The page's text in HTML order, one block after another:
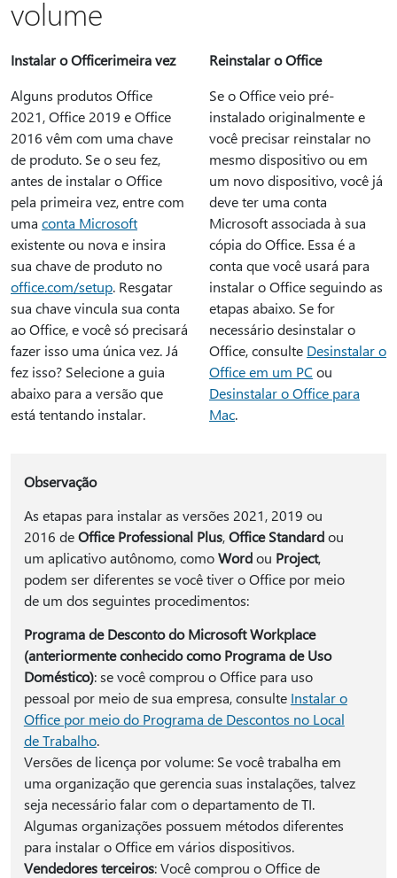
volume
Instalar o Officerimeira vez
Alguns produtos Office
2021, Office 2019 e Office
2016 vêm com uma chave
de produto. Se o seu fez,
antes de instalar o Office
pela primeira vez, entre com
uma conta Microsoft
existente ou nova e insira
sua chave de produto no
office.com/setup. Resgatar
sua chave vincula sua conta
ao Office, e você só precisará
fazer isso uma única vez. Já
fez isso? Selecione a guia
abaixo para a versão que
está tentando instalar.
Reinstalar o Office
Se o Office veio pré-
instalado originalmente e
você precisar reinstalar no
mesmo dispositivo ou em
um novo dispositivo, você já
deve ter uma conta
Microsoft associada à sua
cópia do Office. Essa é a
conta que você usará para
instalar o Office seguindo as
etapas abaixo. Se for
necessário desinstalar o
Office, consulte Desinstalar o
Office em um PC ou
Desinstalar o Office para
Mac.
Observação
As etapas para instalar as versões 2021, 2019 ou
2016 deOffice Professional Plus,Office Standardou
um aplicativo autônomo, comoWordou Project,
podem ser diferentes se você tiver o Office por meio
de um dos seguintes procedimentos:
Programa de Desconto do Microsoft Workplace
(anteriormente conhecido como Programa de Uso
Doméstico): se você comprou o Office para uso
pessoal por meio de sua empresa, consulte Instalar o
Office por meio do Programa de Descontos no Local
de Trabalho.
Versões de licença por volume: Se você trabalha em
uma organização que gerencia suas instalações, talvez
seja necessário falar com o departamento de TI.
Algumas organizações possuem métodos diferentes
para instalar o Office em vários dispositivos.
Vendedores terceiros: Você comprou o Office de